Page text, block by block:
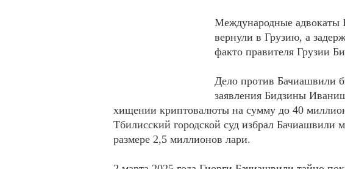
Международные адвокаты
вернули в Грузию, а
факто правителя Грузии
Дело против Бачиашвили
заявления Бидзины
хищении криптовалюты на сумму до 40
Тбилисский городской суд избрал Бачиашвили
размере 2,5 миллионов лари.